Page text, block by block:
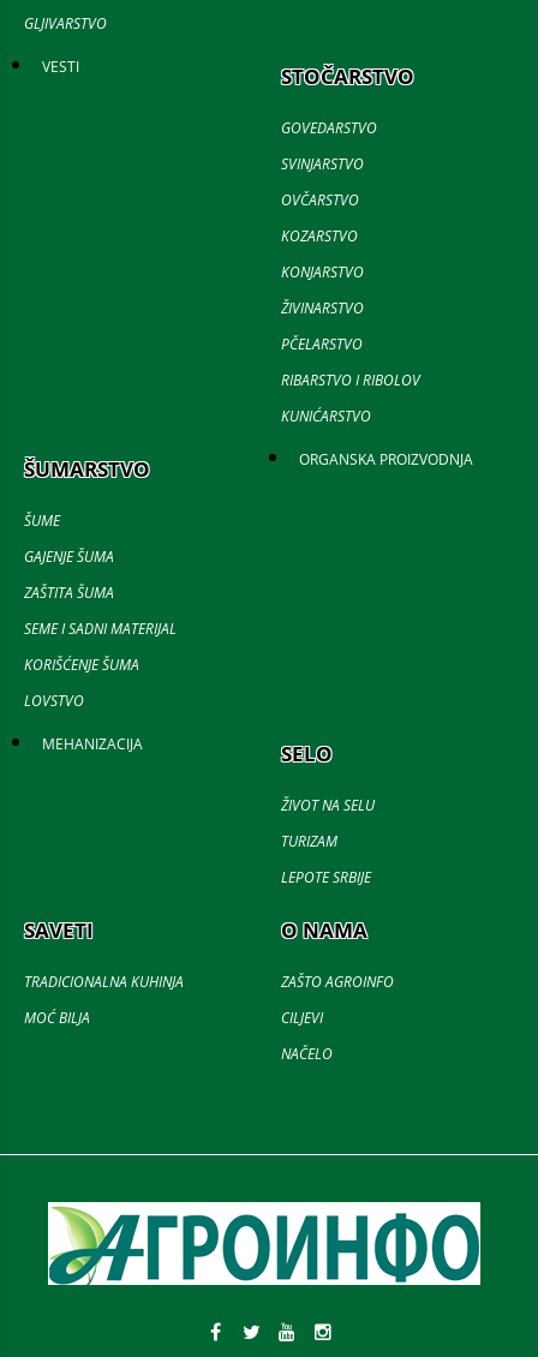
GLJIVARSTVO
VESTI STOČARSTVO
GOVEDARSTVO
SVINJARSTVO
OVČARSTVO
KOZARSTVO
KONJARSTVO
ŽIVINARSTVO
PČELARSTVO
RIBARSTVO I RIBOLOV
KUNIĆARSTVO
ŠUMARSTVO
ŠUME
GAJENJE ŠUMA
ZAŠTITA ŠUMA
SEME I SADNI MATERIJAL
KORIŠĆENJE ŠUMA
LOVSTVO
ORGANSKA PROIZVODNJA
MEHANIZACIJA SELO
ŽIVOT NA SELU
TURIZAM
LEPOTE SRBIJE
SAVETI
TRADICIONALNA KUHINJA
MOĆ BILJA
O NAMA
ZAŠTO AGROINFO
CILJEVI
NAČELO